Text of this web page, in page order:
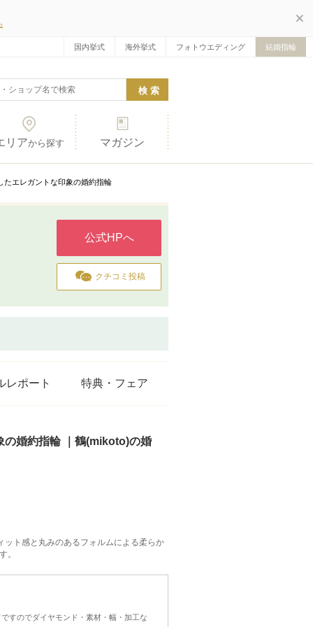
国内挙式 海外挙式 フォトウエディング 結婚指輪
リアから探す マガジン
たエレガントな印象の婚約指輪
公式HPへ
クチコミ投稿
レポート 特典・フェア
の婚約指輪 ｜鶴(mikoto)の婚
ト感と丸みのあるフォルムによる柔らか
。
すのでダイヤモンド・素材・幅・加工な